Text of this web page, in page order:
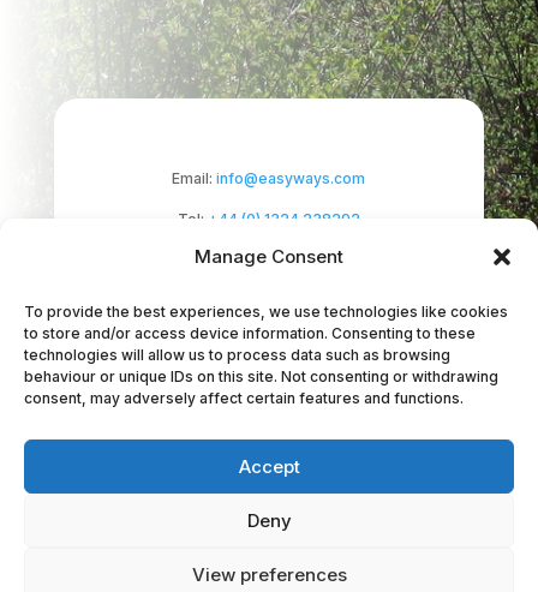
Manage Consent
To provide the best experiences, we use technologies like cookies
to store and/or access device information. Consenting to these
technologies will allow us to process data such as browsing
behaviour or unique IDs on this site. Not consenting or withdrawing
consent, may adversely affect certain features and functions.
Accept
Deny
View preferences
Email:info@easyways.com
Tel: +44 (0) 1324 238292
Easyways Ltd is a Scottish company registered
Polmont, Falkirk, FK2 0NZ. Company No:
SC294464.